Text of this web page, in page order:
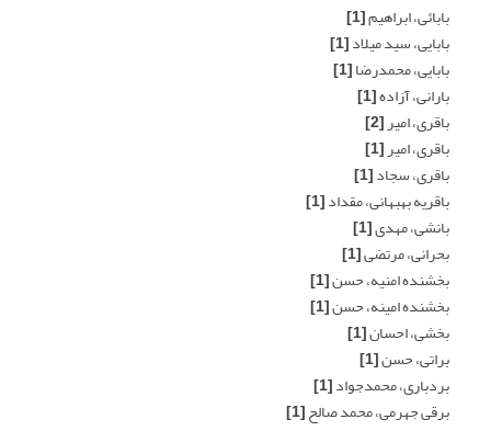
بابائی، ابراهیم[1]
بابایی، سید میلاد[1]
بابایی، محمدرضا[1]
بارانی، آزاده[1]
باقری، امیر[2]
باقری، امیر[1]
باقری، سجاد[1]
باقریه بهبهانی، مقداد[1]
بانشی، مهدی[1]
بحرانی، مرتضی[1]
بخشنده امنیه، حسن[1]
بخشنده امینه، حسن[1]
بخشی، احسان[1]
براتی، حسن[1]
بردباری، محمدجواد[1]
برقی جهرمی، محمد صالح[1]